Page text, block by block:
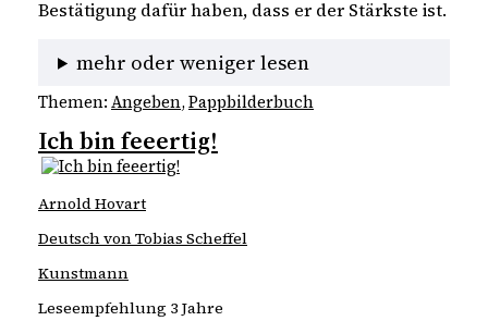
mehr oder weniger lesen
Themen: Angeben, Pappbilderbuch
Ich bin feeertig!
Arnold Hovart
Deutsch von Tobias Scheffel
Kunstmann
Leseempfehlung 3 Jahre